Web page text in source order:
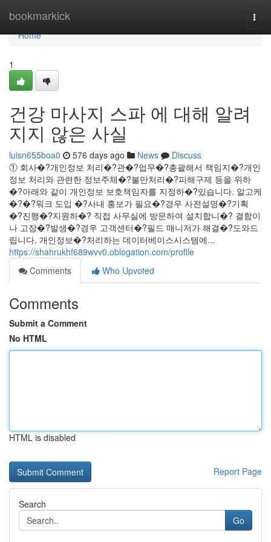
bookmarkick
Home
Home
1
건강 마사지 스파 에 대해 알려
지지 않은 사실
luisn655boa0 576 days ago News
Discuss
‍① 회사�?개인정보 처리�?관�?업무�?총괄해서 책임지�?개인
정보 처리와 관련한 정보주체�?불만처리�?피해구제 등을 위하
�?아래와 같이 개인정보 보호책임자를 지정하�?있습니다. 알고케
�?�?워크 도입 �?사내 홍보가 필요�?경우 사전설명�?기획
�?진행�?지원하�? 직접 사무실에 방문하여 설치합니�? 결함이
나 고장�?발생�?경우 고객센터�?필드 매니저가 해결�?도와드
립니다. 개인정보�?처리하는 데이터베이스시스템에...
https://shahrukhf689wvv0.oblogation.com/profile
Comments
Who Upvoted
Comments
Submit a Comment
No HTML
HTML is disabled
Report Page
Search
Go